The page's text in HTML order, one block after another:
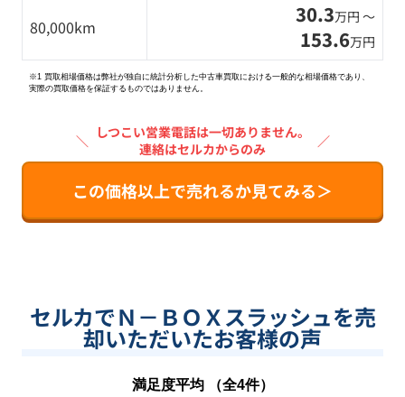
80,000km 30.3万円 〜
153.6万円
※1 買取相場価格は弊社が独自に統計分析した中古車買取における一般的な相場価格であり、
実際の買取価格を保証するものではありません。
＼ しつこい営業電話は一切ありません。
連絡はセルカからのみ
／
この価格以上で売れるか見てみる＞
セルカでＮ－ＢＯＸスラッシュを売
却いただいたお客様の声
満足度平均 （全4件）